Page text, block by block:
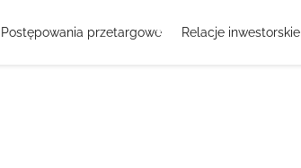
Postępowania przetargowe Relacje inwestorskie